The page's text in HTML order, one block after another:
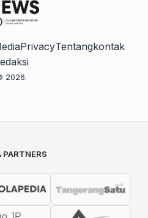
PrivacyTentangkontak
2026.
PARTNERS